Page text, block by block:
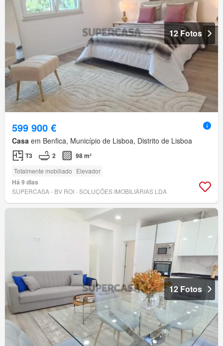
12 Fotos
599 900 €
Casa em Benfica, Município de Lisboa, Distrito de Lisboa
T3 2 98 m²
Totalmente mobiliado Elevador
Há 9 dias
SUPERCASA - BV ROI - SOLUÇÕES IMOBILIÁRIAS LDA
12 Fotos